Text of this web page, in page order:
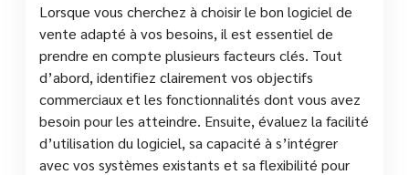
Lorsque vous cherchez à choisir le bon logiciel de
vente adapté à vos besoins, il est essentiel de
prendre en compte plusieurs facteurs clés. Tout
d’abord, identifiez clairement vos objectifs
commerciaux et les fonctionnalités dont vous avez
besoin pour les atteindre. Ensuite, évaluez la facilité
d’utilisation du logiciel, sa capacité à s’intégrer
avec vos systèmes existants et sa flexibilité pour